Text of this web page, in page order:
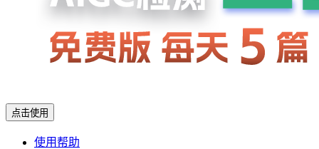
点击使用
使用帮助